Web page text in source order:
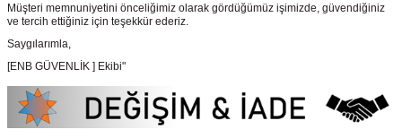
Müşteri memnuniyetini önceliğimiz olarak gördüğümüz işimizde, güvendiğiniz
ve tercih ettiğiniz için teşekkür ederiz.
Saygılarımla,
[ENB GÜVENLİK ] Ekibi"